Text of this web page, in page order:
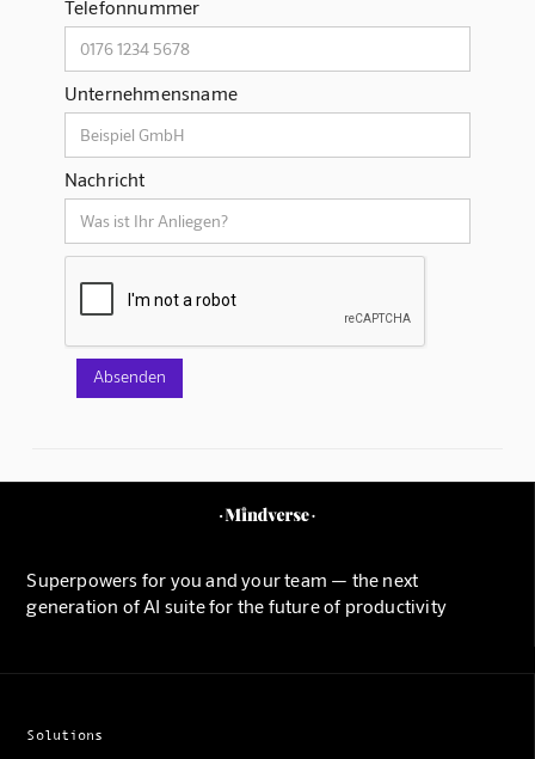
Telefonnummer
Unternehmensname
Nachricht
Superpowers for you and your team — the next
generation of AI suite for the future of productivity
Solutions